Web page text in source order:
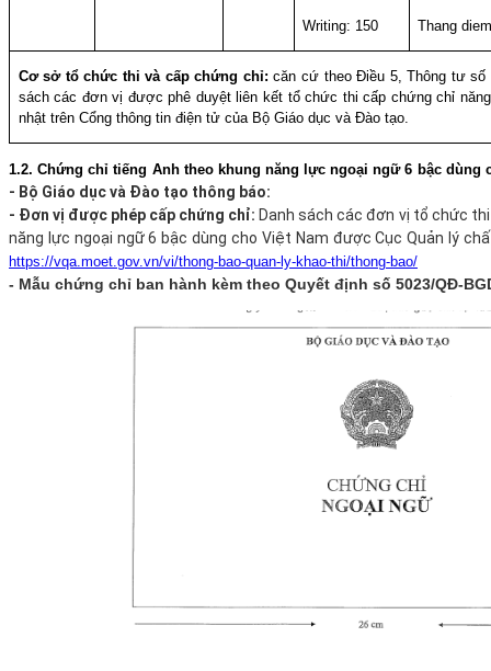
Writing: 150 Thang
Cơ sở tổ chức thi và cấp chứng chỉ:căn cứ theo Điều 5, Thông tư số
sách các đơn vị được phê duyệt liên kết tổ chức thi cấp chứng chỉ
nhật trên Cổng thông tin điện tử của Bộ Giáo dục và Đào tạo.
1.2. Chứng chỉ tiếng Anh theo khung năng lực ngoại ngữ 6 bậc dùng
- Bộ Giáo dục và Đào tạo thông báo:
- Đơn vị được phép cấp chứng chỉ:Danh sách các đơn vị tổ chức
năng lực ngoại ngữ 6 bậc dùng cho Việt Nam được Cục Quản lý
https://vqa.moet.gov.vn/vi/thong-bao-quan-ly-khao-thi/thong-bao/
- Mẫu chứng chỉ ban hành kèm theo Quyết định số 5023/QĐ-